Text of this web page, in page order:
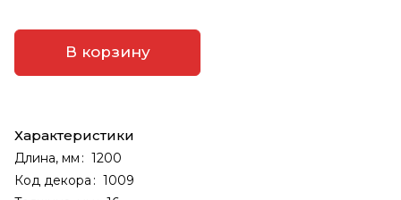
В корзину
Характеристики
Длина, мм : 1200
Код декора : 1009